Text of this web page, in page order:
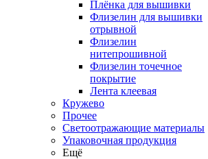
Плёнка для вышивки
Флизелин для вышивки
отрывной
Флизелин
нитепрошивной
Флизелин точечное
покрытие
Лента клеевая
Кружево
Прочее
Светоотражающие материалы
Упаковочная продукция
Ещё